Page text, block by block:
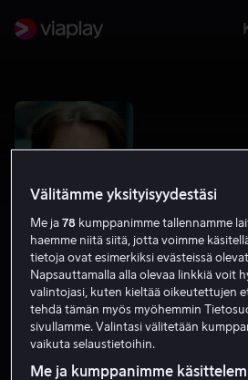
Litvinenko
Välitämme yksityisyydestäsi
Me ja78 kumppanimme tallennamme
haemme niitä siitä, jotta voimme
tietoja ovat esimerkiksi evästeissä
Napsauttamalla alla olevaa linkkiä voit
valintojasi, kuten kieltää oikeutettujen
tehdä tämän myös myöhemmin
sivullamme. Valintasi välitetään
vaikuta selaustietoihin.
Me ja kumppanimme